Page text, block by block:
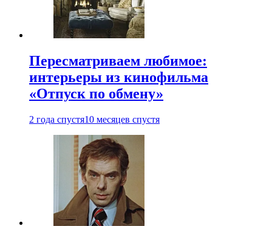
Пересматриваем любимое:
интерьеры из кинофильма
«Отпуск по обмену»
2 года спустя10 месяцев спустя